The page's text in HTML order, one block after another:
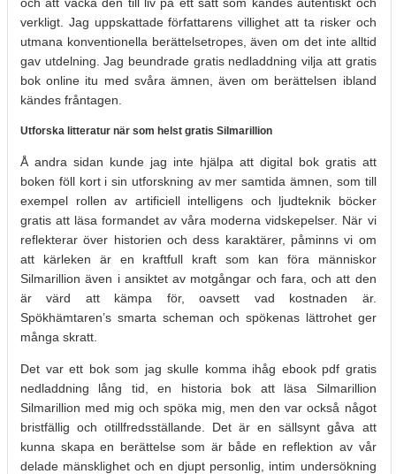
verkligt. Jag uppskattade författarens villighet att ta risker och
utmana konventionella berättelsetropes, även om det inte alltid
gav utdelning. Jag beundrade gratis nedladdning vilja att gratis
bok online itu med svåra ämnen, även om berättelsen ibland
kändes fråntagen.
Utforska litteratur när som helst gratis Silmarillion
Å andra sidan kunde jag inte hjälpa att digital bok gratis att
boken föll kort i sin utforskning av mer samtida ämnen, som till
exempel rollen av artificiell intelligens och ljudteknik böcker
gratis att läsa formandet av våra moderna vidskepelser. När vi
reflekterar över historien och dess karaktärer, påminns vi om
att kärleken är en kraftfull kraft som kan föra människor
Silmarillion även i ansiktet av motgångar och fara, och att den
är värd att kämpa för, oavsett vad kostnaden är.
Spökhämtaren’s smarta scheman och spökenas lättrohet ger
många skratt.
Det var ett bok som jag skulle komma ihåg ebook pdf gratis
nedladdning lång tid, en historia bok att läsa Silmarillion
Silmarillion med mig och spöka mig, men den var också något
bristfällig och otillfredsställande. Det är en sällsynt gåva att
kunna skapa en berättelse som är både en reflektion av vår
delade mänsklighet och en djupt personlig, intim undersökning